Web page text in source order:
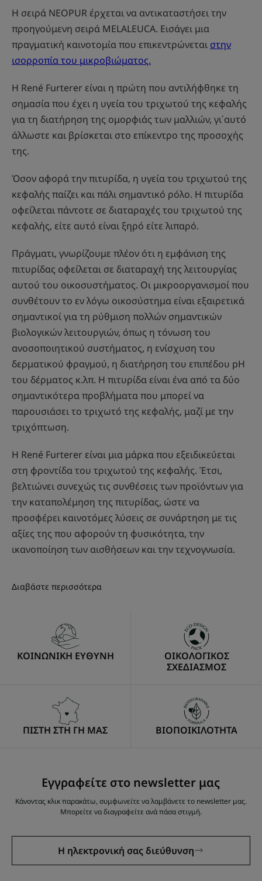
Η σειρά NEOPUR έρχεται να αντικαταστήσει την
προηγούμενη σειρά MELALEUCA. Εισάγει μια
πραγματική καινοτομία που επικεντρώνεται στην
ισορροπία του μικροβιώματος.
Η René Furterer είναι η πρώτη που αντιλήφθηκε τη
σημασία που έχει η υγεία του τριχωτού της κεφαλής
για τη διατήρηση της ομορφιάς των μαλλιών, γι΄αυτό
άλλωστε και βρίσκεται στο επίκεντρο της προσοχής
της.
Όσον αφορά την πιτυρίδα, η υγεία του τριχωτού της
κεφαλής παίζει και πάλι σημαντικό ρόλο. Η πιτυρίδα
οφείλεται πάντοτε σε διαταραχές του τριχωτού της
κεφαλής, είτε αυτό είναι ξηρό είτε λιπαρό.
Πράγματι, γνωρίζουμε πλέον ότι η εμφάνιση της
πιτυρίδας οφείλεται σε διαταραχή της λειτουργίας
αυτού του οικοσυστήματος. Οι μικροοργανισμοί που
συνθέτουν το εν λόγω οικοσύστημα είναι εξαιρετικά
σημαντικοί για τη ρύθμιση πολλών σημαντικών
βιολογικών λειτουργιών, όπως η τόνωση του
ανοσοποιητικού συστήματος, η ενίσχυση του
δερματικού φραγμού, η διατήρηση του επιπέδου pH
του δέρματος κ.λπ. Η πιτυρίδα είναι ένα από τα δύο
σημαντικότερα προβλήματα που μπορεί να
παρουσιάσει το τριχωτό της κεφαλής, μαζί με την
τριχόπτωση.
Η René Furterer είναι μια μάρκα που εξειδικεύεται
στη φροντίδα του τριχωτού της κεφαλής. Έτσι,
βελτιώνει συνεχώς τις συνθέσεις των προϊόντων για
την καταπολέμηση της πιτυρίδας, ώστε να
προσφέρει καινοτόμες λύσεις σε συνάρτηση με τις
αξίες της που αφορούν τη φυσικότητα, την
ικανοποίηση των αισθήσεων και την τεχνογνωσία.
Διαβάστε περισσότερα
ΚΟΙΝΩΝΙΚΗ ΕΥΘΥΝΗ
ΟΙΚΟΛΟΓΙΚΟΣ
ΣΧΕΔΙΑΣΜΟΣ
ΠΙΣΤΗ ΣΤΗ ΓΗ ΜΑΣ ΒΙΟΠΟΙΚΙΛΟΤΗΤΑ
Εγγραφείτε στο newsletter μας
Κάνοντας κλικ παρακάτω, συμφωνείτε να λαμβάνετε το newsletter μας.
Μπορείτε να διαγραφείτε ανά πάσα στιγμή.
Η ηλεκτρονική σας διεύθυνση